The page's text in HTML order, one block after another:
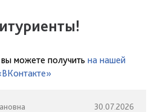
можете получить на нашей
30.07.2026